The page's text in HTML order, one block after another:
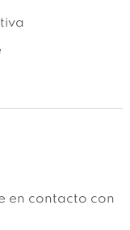
en contacto con